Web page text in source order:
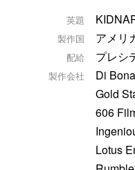
英題
製作国 アメリ
配給 プレシ
製作会社
Di
Gold
606
Lotus